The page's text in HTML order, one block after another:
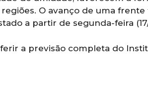
O avanço de uma
a partir de segunda-feira (17/
a previsão completa do